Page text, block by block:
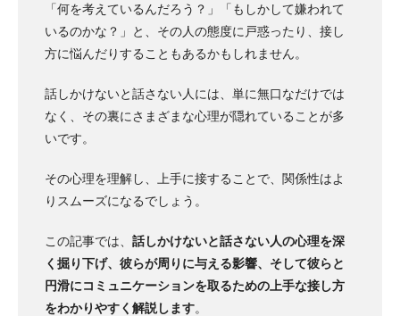
「何を考えているんだろう？」「もしかして嫌われて
いるのかな？」と、その人の態度に戸惑ったり、接し
方に悩んだりすることもあるかもしれません。
話しかけないと話さない人には、単に無口なだけでは
なく、その裏にさまざまな心理が隠れていることが多
いです。
その心理を理解し、上手に接することで、関係性はよ
りスムーズになるでしょう。
この記事では、 話しかけないと話さない人の心理を深
く掘り下げ、彼らが周りに与える影響、そして彼らと
円滑にコミュニケーションを取るための上手な接し方
をわかりやすく解説します。